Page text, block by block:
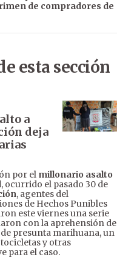
de compradores de
esta sección
a
deja
por el millonario asalto
, ocurrido el pasado 30 de
, agentes del
de Hechos Punibles
este viernes una serie
con la aprehensión de
presunta marihuana, un
y otras
para el caso.